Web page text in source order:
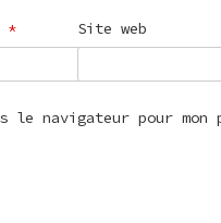
* Site web
le navigateur pour mon